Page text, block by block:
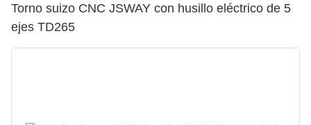
Torno suizo CNC JSWAY con husillo eléctrico de 5
ejes TD265